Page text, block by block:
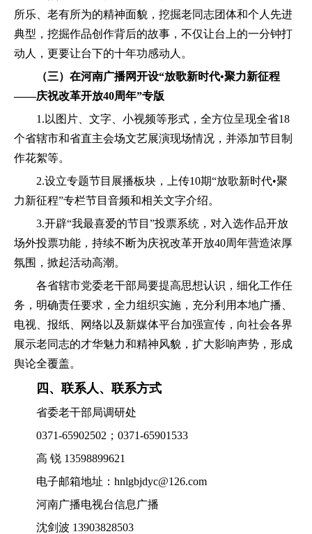
所乐、老有所为的精神面貌，挖掘老同志团体和个人先进
典型，挖掘作品创作背后的故事，不仅让台上的一分钟打
动人，更要让台下的十年功感动人。
（三）在河南广播网开设“放歌新时代•聚力新征程
——庆祝改革开放40周年”专版
1.以图片、文字、小视频等形式，全方位呈现全省18
个省辖市和省直主会场文艺展演现场情况，并添加节目制
作花絮等。
2.设立专题节目展播板块，上传10期“放歌新时代•聚
力新征程”专栏节目音频和相关文字介绍。
3.开辟“我最喜爱的节目”投票系统，对入选作品开放
场外投票功能，持续不断为庆祝改革开放40周年营造浓厚
氛围，掀起活动高潮。
各省辖市党委老干部局要提高思想认识，细化工作任
务，明确责任要求，全力组织实施，充分利用本地广播、
电视、报纸、网络以及新媒体平台加强宣传，向社会各界
展示老同志的才华魅力和精神风貌，扩大影响声势，形成
舆论全覆盖。
四、联系人、联系方式
省委老干部局调研处
0371-65902502；0371-65901533
高 锐 13598899621
电子邮箱地址：hnlgbjdyc@126.com
河南广播电视台信息广播
沈剑波 13903828503